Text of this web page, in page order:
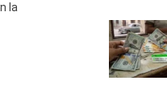
la